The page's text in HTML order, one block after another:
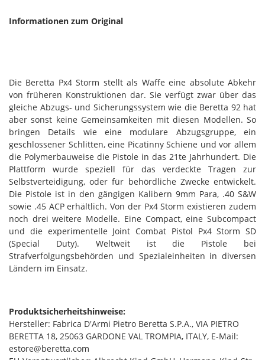
Informationen zum Original
Die Beretta Px4 Storm stellt als Waffe eine absolute Abkehr
von früheren Konstruktionen dar. Sie verfügt zwar über das
gleiche Abzugs- und Sicherungssystem wie die Beretta 92 hat
aber sonst keine Gemeinsamkeiten mit diesen Modellen. So
bringen Details wie eine modulare Abzugsgruppe, ein
geschlossener Schlitten, eine Picatinny Schiene und vor allem
die Polymerbauweise die Pistole in das 21te Jahrhundert. Die
Plattform wurde speziell für das verdeckte Tragen zur
Selbstverteidigung, oder für behördliche Zwecke entwickelt.
Die Pistole ist in den gängigen Kalibern 9mm Para, .40 S&W
sowie .45 ACP erhältlich. Von der Px4 Storm existieren zudem
noch drei weitere Modelle. Eine Compact, eine Subcompact
und die experimentelle Joint Combat Pistol Px4 Storm SD
(Special Duty). Weltweit ist die Pistole bei
Strafverfolgungsbehörden und Spezialeinheiten in diversen
Ländern im Einsatz.
Produktsicherheitshinweise:
Hersteller: Fabrica D'Armi Pietro Beretta S.P.A., VIA PIETRO
BERETTA 18, 25063 GARDONE VAL TROMPIA, ITALY, E-Mail:
estore@beretta.com